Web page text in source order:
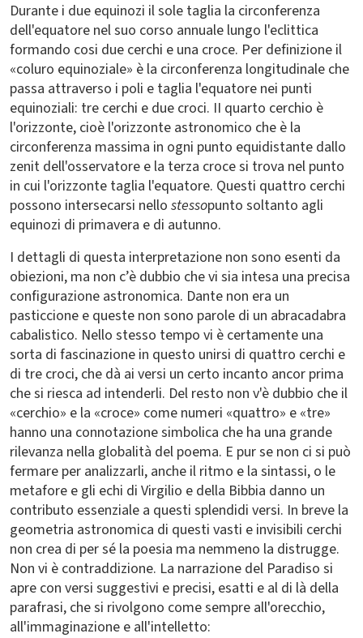
Durante i due equinozi il sole taglia la circonferenza
dell'equatore nel suo corso annuale lungo l'eclittica
formando cosi due cerchi e una croce. Per definizione il
«coluro equinoziale» è la circonferenza longitudinale che
passa attraverso i poli e taglia l'equatore nei punti
equinoziali: tre cerchi e due croci. II quarto cerchio è
l'orizzonte, cioè l'orizzonte astronomico che è la
circonferenza massima in ogni punto equidistante dallo
zenit dell'osservatore e la terza croce si trova nel punto
in cui l'orizzonte taglia l'equatore. Questi quattro cerchi
possono intersecarsi nello stessopunto soltanto agli
equinozi di primavera e di autunno.
I dettagli di questa interpretazione non sono esenti da
obiezioni, ma non c’è dubbio che vi sia intesa una precisa
configurazione astronomica. Dante non era un
pasticcione e queste non sono parole di un abracadabra
cabalistico. Nello stesso tempo vi è certamente una
sorta di fascinazione in questo unirsi di quattro cerchi e
di tre croci, che dà ai versi un certo incanto ancor prima
che si riesca ad intenderli. Del resto non v'è dubbio che il
«cerchio» e la «croce» come numeri «quattro» e «tre»
hanno una connotazione simbolica che ha una grande
rilevanza nella globalità del poema. E pur se non ci si può
fermare per analizzarli, anche il ritmo e la sintassi, o le
metafore e gli echi di Virgilio e della Bibbia danno un
contributo essenziale a questi splendidi versi. In breve la
geometria astronomica di questi vasti e invisibili cerchi
non crea di per sé la poesia ma nemmeno la distrugge.
Non vi è contraddizione. La narrazione del Paradiso si
apre con versi suggestivi e precisi, esatti e al di là della
parafrasi, che si rivolgono come sempre all'orecchio,
all'immaginazione e all'intelletto: